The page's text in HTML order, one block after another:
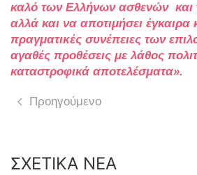
καλό των Ελλήνων ασθενών και
αλλά και να αποτιμήσει έγκαιρα
πραγματικές συνέπειες των
αγαθές προθέσεις με λάθος
καταστροφικά αποτελέσματα».
Προηγούμενο
ΣΧΕΤΙΚΑ ΝΕΑ